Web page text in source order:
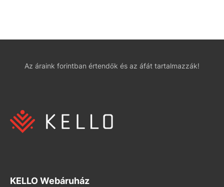
Az áraink forintban értendők és az áfát tartalmazzák!
KELLO Webáruház